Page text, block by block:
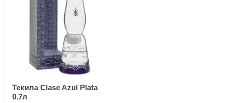
Текила Clase Azul Plata
0.7л